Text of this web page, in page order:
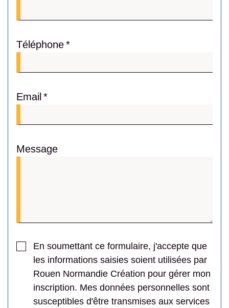
Téléphone
Email
Message
En soumettant ce formulaire, j'accepte que
les informations saisies soient utilisées par
Rouen Normandie Création pour gérer mon
inscription. Mes données personnelles sont
susceptibles d'être transmises aux services